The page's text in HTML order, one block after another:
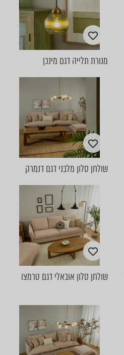
מנורת תלייה דגם מינכן
שולחן סלון מלבני דגם דנמרק
שולחן סלון אובאלי דגם טרמצו